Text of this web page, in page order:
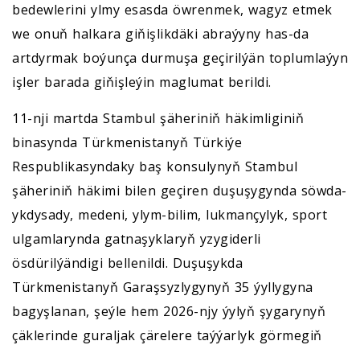
bedewlerini ylmy esasda öwrenmek, wagyz etmek
we onuň halkara giňişlikdäki abraýyny has-da
artdyrmak boýunça durmuşa geçirilýän toplumlaýyn
işler barada giňişleýin maglumat berildi.
11-nji martda Stambul şäheriniň häkimliginiň
binasynda Türkmenistanyň Türkiýe
Respublikasyndaky baş konsulynyň Stambul
şäheriniň häkimi bilen geçiren duşuşygynda söwda-
ykdysady, medeni, ylym-bilim, lukmançylyk, sport
ulgamlarynda gatnaşyklaryň yzygiderli
ösdürilýändigi bellenildi. Duşuşykda
Türkmenistanyň Garaşsyzlygynyň 35 ýyllygyna
bagyşlanan, şeýle hem 2026-njy ýylyň şygarynyň
çäklerinde guraljak çärelere taýýarlyk görmegiň